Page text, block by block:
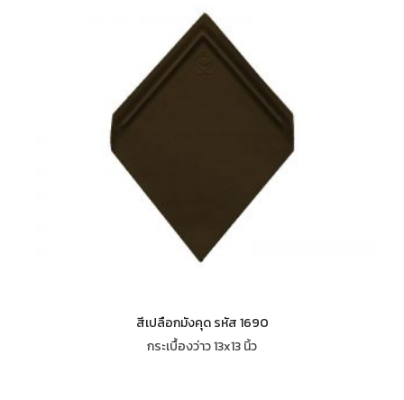
สีเปลือกมังคุด รหัส 1690
กระเบื้องว่าว 13x13 นิ้ว